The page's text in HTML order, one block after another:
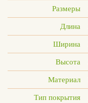
Размеры
Длина
Ширина
Высота
Материал
Тип покрытия